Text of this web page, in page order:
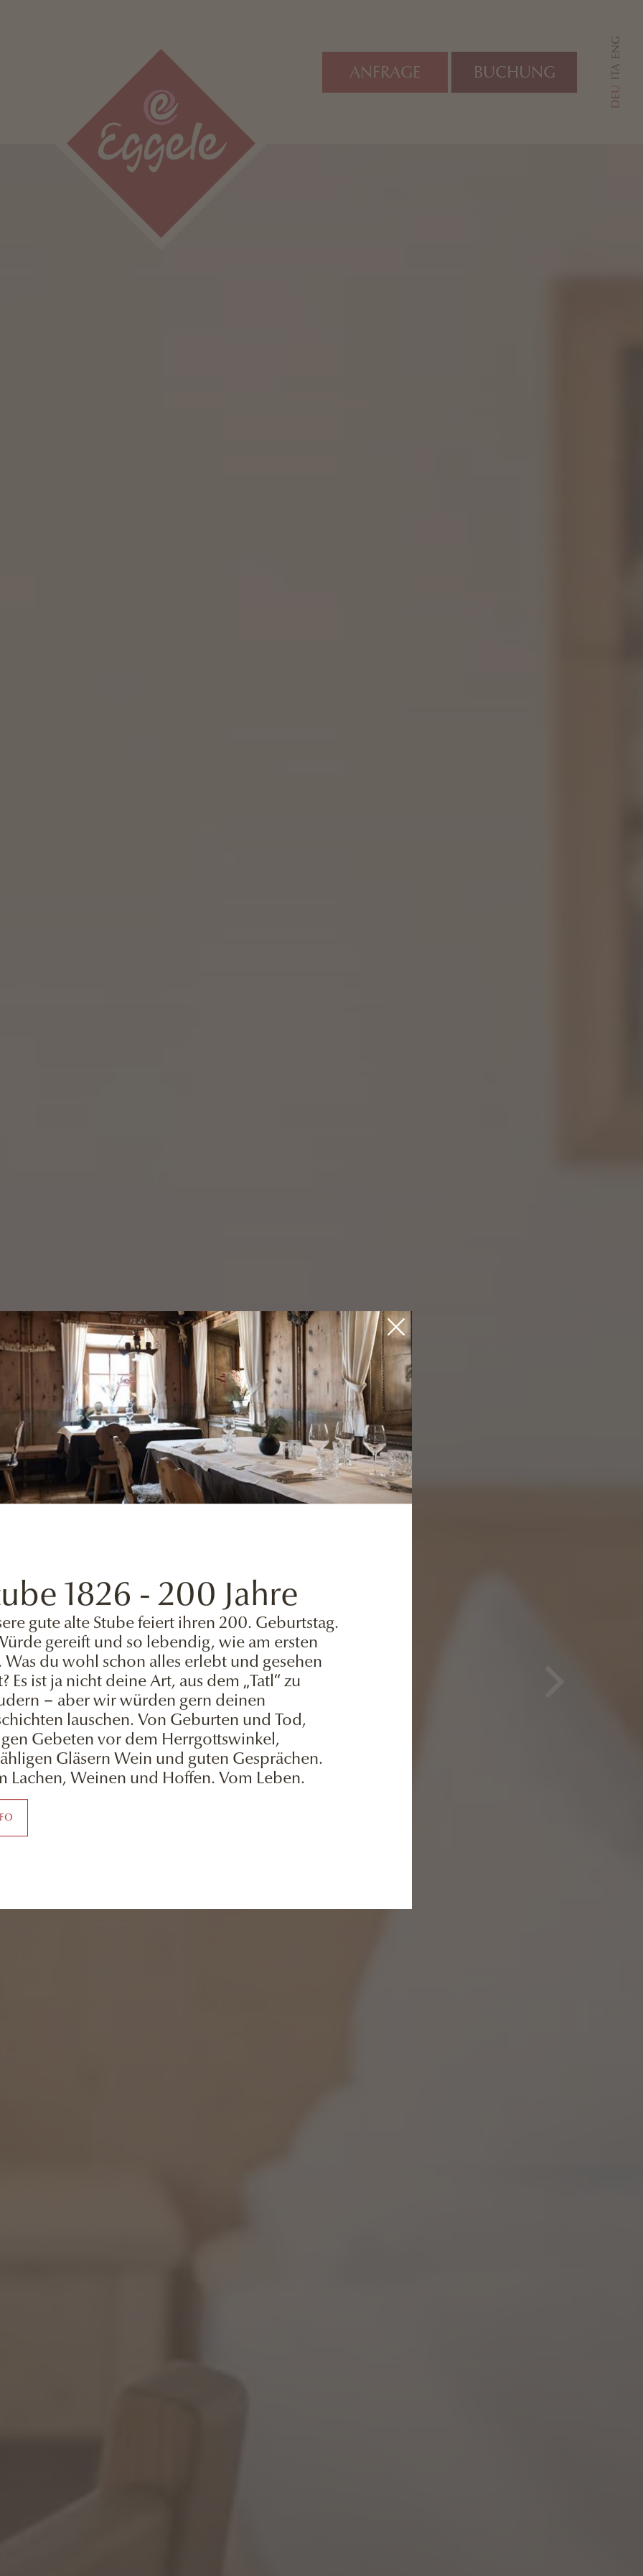
ANFRAGE BUCHUNG
DEU
ITA
ENG
1826 - 200 Jahre
gute alte Stube feiert ihren 200. Geburtstag.
gereift und so lebendig, wie am ersten
Was du wohl schon alles erlebt und gesehen
Es ist ja nicht deine Art, aus dem „Tatl“ zu
− aber wir würden gern deinen
lauschen. Von Geburten und Tod,
Gebeten vor dem Herrgottswinkel,
Gläsern Wein und guten Gesprächen.
Lachen, Weinen und Hoffen. Vom Leben.